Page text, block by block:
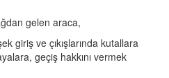
gelen araca,
giriş ve çıkışlarında kutallara
geçiş hakkını vermek